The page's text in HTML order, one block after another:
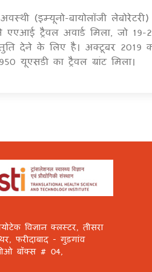
(इम्यूनो-बायोलॉजी
ट्रैवल अवार्ड मिला, जो
देने के लिए है। अक्टूबर
यूएसडी का ट्रैवल ग्रांट मिला।
विज्ञान क्लस्टर, तीसरा
फरीदाबाद - गुड़गांव
बॉक्स # 04,